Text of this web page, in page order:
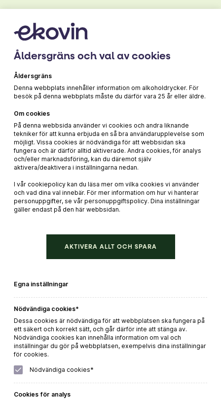
House of Big Wines
Åldersgräns och val av cookies
Åldersgräns
Denna webbplats innehåller information om alkoholdrycker. För
besök på denna webbplats måste du därför vara 25 år eller äldre.
Om cookies
På denna webbsida använder vi cookies och andra liknande
tekniker för att kunna erbjuda en så bra användarupplevelse som
möjligt. Vissa cookies är nödvändiga för att webbsidan ska
fungera och är därför alltid aktiverade. Andra cookies, för analys
och/eller marknadsföring, kan du däremot själv
aktivera/deaktivera i inställningarna nedan.
I vår cookiepolicy kan du läsa mer om vilka cookies vi använder
och vad dina val innebär. För mer information om hur vi hanterar
personuppgifter, se vår personuppgiftspolicy. Dina inställningar
gäller endast på den här webbsidan.
AKTIVERA ALLT OCH SPARA
Egna inställningar
Nödvändiga cookies*
Dessa cookies är nödvändiga för att webbplatsen ska fungera på
ett säkert och korrekt sätt, och går därför inte att stänga av.
Nödvändiga cookies kan innehålla information om val och
inställningar du gör på webbplatsen, exempelvis dina inställningar
för cookies.
Nödvändiga cookies*
Cookies för analys